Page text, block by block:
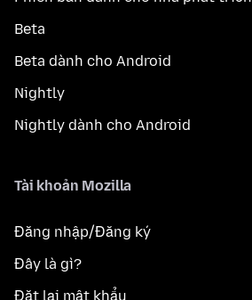
Beta
Beta dành cho Android
Nightly
Nightly dành cho Android
Tài khoản Mozilla
Đăng nhập/Đăng ký
Đây là gì?
Đặt lại mật khẩu